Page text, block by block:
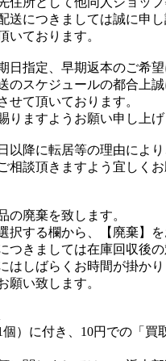
送につきましては誠に申
いております。
日指定、早期返本のご希
のスケジュールの都合上
せて頂いております。
りますようお願い申し上げ
以降に転居等の理由によ
相談頂きますよう宜しくお
の廃棄を致します。
択する欄から、【廃棄】を
つきましては在庫回収後
はしばらくお時間が掛か
願い致します。
個）に付き、10円での「買